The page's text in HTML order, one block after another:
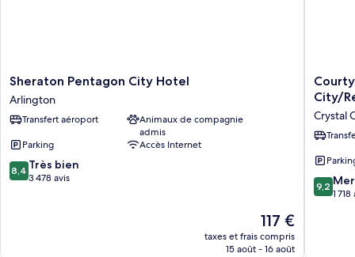
Sheraton
Pentagon
City
Hotel
Sheraton Pentagon City Hotel
Arlington
Transfert aéroport
Animaux de compagnie
admis
Parking
Accès Internet
8.4
sur
8,4 Très bien
3 478 avis
Le
nouveau
prix
117 €
taxes et frais compris
15 août - 16 août
by
Marriott
Crystal
National
Crystal
City
City/
Crystal
9.2
sur
9,2
1 718